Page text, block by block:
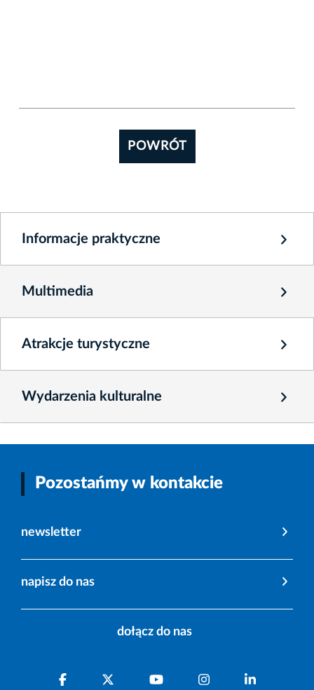
POWRÓT
Informacje praktyczne
Multimedia
Atrakcje turystyczne
Wydarzenia kulturalne
Pozostańmy w kontakcie
newsletter
napisz do nas
dołącz do nas